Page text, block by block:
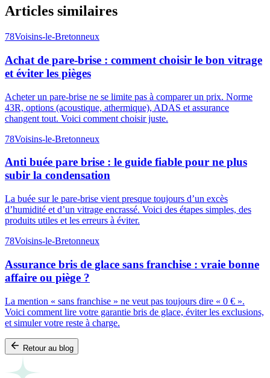
Articles similaires
78Voisins-le-Bretonneux
Achat de pare-brise : comment choisir le bon vitrage
et éviter les pièges
Acheter un pare-brise ne se limite pas à comparer un prix. Norme
43R, options (acoustique, athermique), ADAS et assurance
changent tout. Voici comment choisir juste.
78Voisins-le-Bretonneux
Anti buée pare brise : le guide fiable pour ne plus
subir la condensation
La buée sur le pare-brise vient presque toujours d’un excès
d’humidité et d’un vitrage encrassé. Voici des étapes simples, des
produits utiles et les erreurs à éviter.
78Voisins-le-Bretonneux
Assurance bris de glace sans franchise : vraie bonne
affaire ou piège ?
La mention « sans franchise » ne veut pas toujours dire « 0 € ».
Voici comment lire votre garantie bris de glace, éviter les exclusions,
et simuler votre reste à charge.
Retour au blog